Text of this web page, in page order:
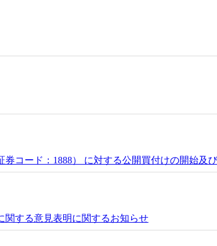
コード：1888） に対する公開買付けの開始及
関する意見表明に関するお知らせ